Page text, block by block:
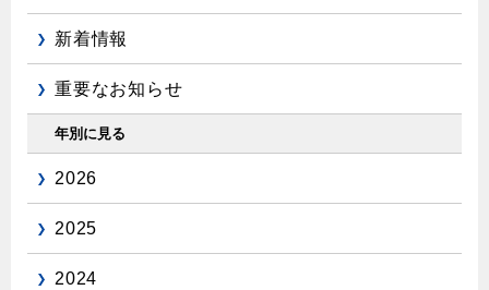
各種手続き
お引越しのときには
ガス使用開始のご案内
インターネット受付
新着情報
重要なお知らせ
年別に見る
2026
2025
2024